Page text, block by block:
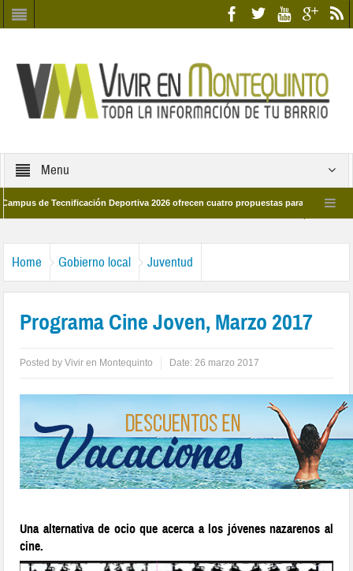
Menu
de Tecnificación Deportiva 2026 ofrecen cuatro propuestas para disfrutar del
Home Gobierno local Juventud
Programa Cine Joven, Marzo 2017
Posted byVivir en Montequinto Date:26 marzo 2017
Una alternativa de ocio que acerca a los jóvenes nazarenos al
cine.